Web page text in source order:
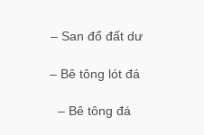
– San đổ đất dư
– Bê tông lót đá
– Bê tông đá